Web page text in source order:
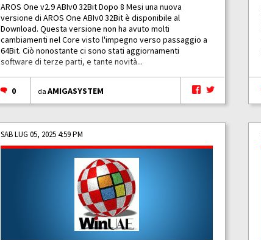
AROS One v2.9 ABIv0 32Bit Dopo 8 Mesi una nuova
versione di AROS One ABIv0 32Bit è disponibile al
Download. Questa versione non ha avuto molti
cambiamenti nel Core visto l'impegno verso passaggio a
64Bit. Ciò nonostante ci sono stati aggiornamenti
software di terze parti, e tante novità...
0 daAMIGASYSTEM
SAB LUG 05, 2025 4:59 PM